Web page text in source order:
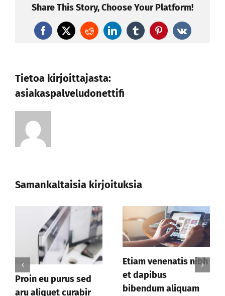
arcu
malesuada
Share This Story, Choose Your Platform!
Facebook
X RedditLinkedInTumblrPinterest
Vk
Tietoa kirjoittajasta:
asiakaspalveludonettifi
Samankaltaisia kirjoituksia
nibh
aliquam
Sed eleifend velit
sed justo scelisque
11 lokakuun, 2015
Duis
metus
11 lokakuun,